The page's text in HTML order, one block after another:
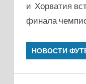
и Хорватия
финала
НОВОСТИ